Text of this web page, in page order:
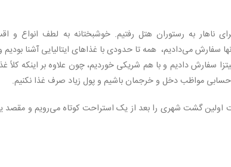
به رستوران هتل رفتیم. خوشبختانه به لطف انواع و
سفارش می‌دادیم، همه تا حدودی با غذاهای ایتالیایی آشنا بودیم
سفارش دادیم و با هم شریکی خوردیم، چون علاوه بر اینکه کلاً
مواظب دخل و خرجمان باشیم و پول زیاد صرف غذا نکنیم.
اولین گشت شهری را بعد از یک استراحت کوتاه می‌رویم و مقصد